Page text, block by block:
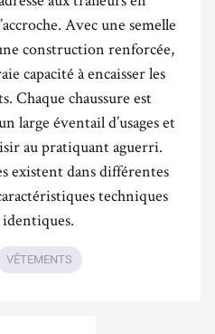
Avec une semelle
construction renforcée,
capacité à encaisser les
Chaque chaussure est
large éventail d’usages et
au pratiquant aguerri.
existent dans différentes
techniques
VÊTEMENTS